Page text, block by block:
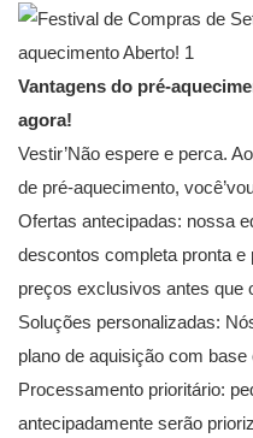
Vantagens do pré-
agora!
Vestir’Não espere e perca.
de pré-aquecimento,
Ofertas antecipadas: nossa
descontos completa pronta e
preços exclusivos antes que
Soluções personalizadas:
plano de aquisição com
Processamento prioritário:
antecipadamente serão